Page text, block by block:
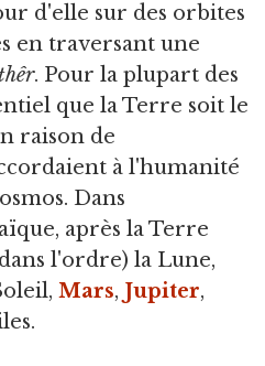
d'elle sur des orbites
en traversant une
. Pour la plupart des
que la Terre soit le
raison de
à l'humanité
Dans
après la Terre
l'ordre) la Lune,
Mars, Jupiter,